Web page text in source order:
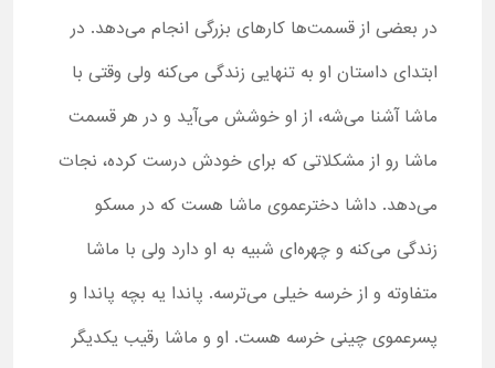
در بعضی از قسمت‌ها کارهای بزرگی انجام می‌دهد. در
ابتدای داستان او به تنهایی زندگی می‌کنه ولی وقتی با
ماشا آشنا می‌شه، از او خوشش می‌آید و در هر قسمت
ماشا رو از مشکلاتی که برای خودش درست کرده، نجات
می‌دهد. داشا دخترعموی ماشا هست که در مسکو
زندگی می‌کنه و چهره‌ای شبیه به او دارد ولی با ماشا
متفاوته و از خرسه خیلی می‌ترسه. پاندا یه بچه پاندا و
پسرعموی چینی خرسه هست. او و ماشا رقیب یکدیگر